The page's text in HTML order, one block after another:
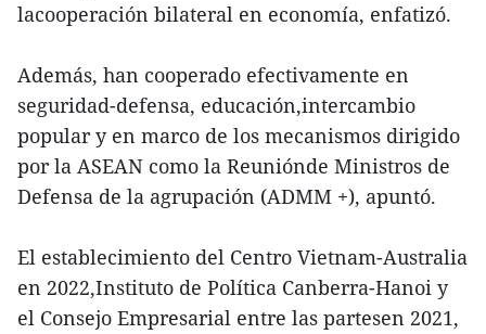
lacooperación bilateral en economía, enfatizó.
Además, han cooperado efectivamente en
seguridad-defensa, educación,intercambio
popular y en marco de los mecanismos dirigido
por la ASEAN como la Reuniónde Ministros de
Defensa de la agrupación (ADMM +), apuntó.
El establecimiento del Centro Vietnam-Australia
en 2022,Instituto de Política Canberra-Hanoi y
el Consejo Empresarial entre las partesen 2021,